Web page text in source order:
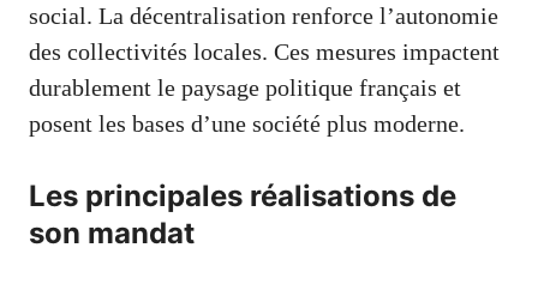
social. La décentralisation renforce l’autonomie
des collectivités locales. Ces mesures impactent
durablement le paysage politique français et
posent les bases d’une société plus moderne.
Les principales réalisations de
son mandat